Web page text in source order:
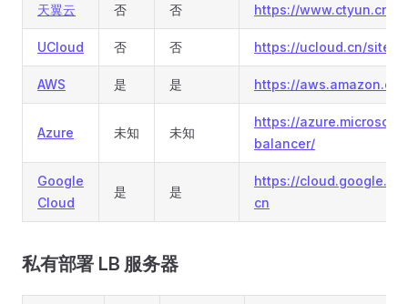
天翼云 否 否 https://www.ctyun.cn/
UCloud 否 否 https://ucloud.cn/site/
AWS 是 是 https://
Azure 未知 未知
https://
balancer/
Google
Cloud
是 是
https://
cn
私有部署 LB 服务器